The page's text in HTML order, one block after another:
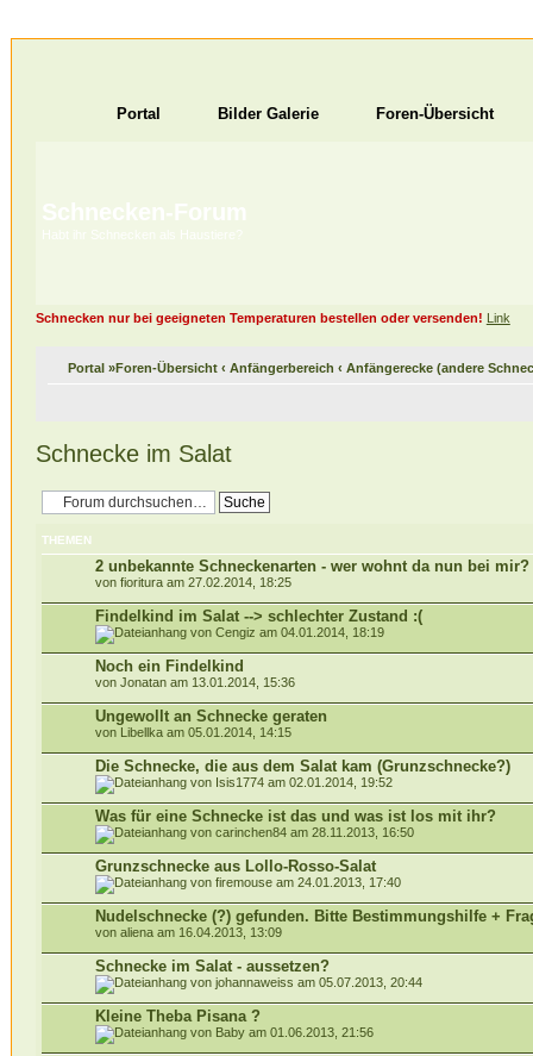
Portal Bilder Galerie Foren-Übersicht
Schnecken-Forum
Habt ihr Schnecken als Haustiere?
Schnecken nur bei geeigneten Temperaturen bestellen oder versenden! Link
Portal»Foren-Übersicht ‹ Anfängerbereich ‹ Anfängerecke (andere
Schnecke im Salat
THEMEN
2 unbekannte Schneckenarten - wer wohnt da nun bei mir?
von fioritura am 27.02.2014, 18:25
Findelkind im Salat --> schlechter Zustand :(
von Cengiz am 04.01.2014, 18:19
Noch ein Findelkind
von Jonatan am 13.01.2014, 15:36
Ungewollt an Schnecke geraten
von Libellka am 05.01.2014, 14:15
Die Schnecke, die aus dem Salat kam (Grunzschnecke?)
von Isis1774 am 02.01.2014, 19:52
Was für eine Schnecke ist das und was ist los mit ihr?
von carinchen84 am 28.11.2013, 16:50
Grunzschnecke aus Lollo-Rosso-Salat
von firemouse am 24.01.2013, 17:40
Nudelschnecke (?) gefunden. Bitte Bestimmungshilfe +
von aliena am 16.04.2013, 13:09
Schnecke im Salat - aussetzen?
von johannaweiss am 05.07.2013, 20:44
Kleine Theba Pisana ?
von Baby am 01.06.2013, 21:56